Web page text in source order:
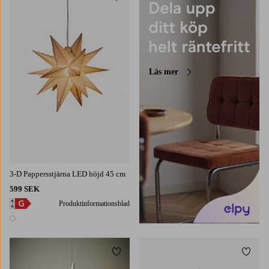
3-D Pappersstjärna LED höjd 45 cm
599 SEK
Produktinformationsblad
1 färg
Läs mer
Lägg till i favoriter Lägg